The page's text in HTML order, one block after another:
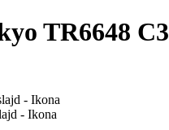
TR6648 C3